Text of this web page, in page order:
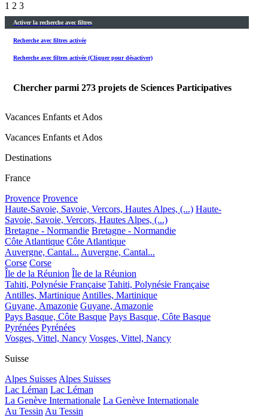
1 2 3
Activer la recherche avec filtres
Recherche avec filtres activée
Recherche avec filtres activée (Cliquer pour désactiver)
Chercher parmi 273 projets de Sciences Participatives
Vacances Enfants et Ados
Vacances Enfants et Ados
Destinations
France
Provence Provence
Haute-Savoie, Savoie, Vercors, Hautes Alpes, (...) Haute-
Savoie, Savoie, Vercors, Hautes Alpes, (...)
Bretagne - Normandie Bretagne - Normandie
Côte Atlantique Côte Atlantique
Auvergne, Cantal... Auvergne, Cantal...
Corse Corse
Île de la Réunion Île de la Réunion
Tahiti, Polynésie Française Tahiti, Polynésie Française
Antilles, MartiniqueAntilles, Martinique
Guyane, Amazonie Guyane, Amazonie
Pays Basque, Côte Basque Pays Basque, Côte Basque
Pyrénées Pyrénées
Vosges, Vittel, Nancy Vosges, Vittel, Nancy
Suisse
Alpes SuissesAlpes Suisses
Lac Léman Lac Léman
La Genève Internationale La Genève Internationale
Au TessinAu Tessin